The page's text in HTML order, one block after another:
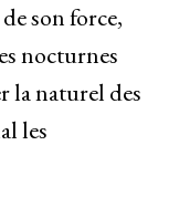
son force,
nocturnes
la naturel des
les